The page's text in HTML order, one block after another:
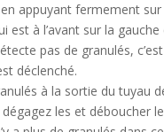
appuyant fermement sur
est à l’avant sur la
pas de granulés,
déclenché.
à la sortie du tuyau
les et déboucher